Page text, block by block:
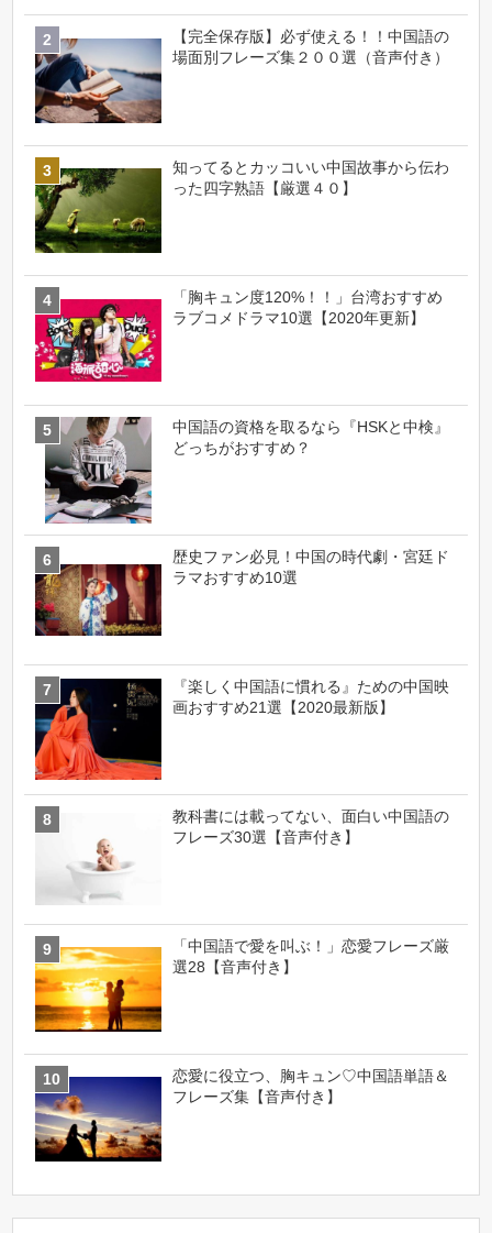
【完全保存版】必ず使える！！中国語の
場面別フレーズ集２００選（音声付き）
知ってるとカッコいい中国故事から伝わ
った四字熟語【厳選４０】
「胸キュン度120%！！」台湾おすすめ
ラブコメドラマ10選【2020年更新】
中国語の資格を取るなら『HSKと中検』
どっちがおすすめ？
歴史ファン必見！中国の時代劇・宮廷ド
ラマおすすめ10選
『楽しく中国語に慣れる』ための中国映
画おすすめ21選【2020最新版】
教科書には載ってない、面白い中国語の
フレーズ30選【音声付き】
「中国語で愛を叫ぶ！」恋愛フレーズ厳
選28【音声付き】
恋愛に役立つ、胸キュン♡中国語単語＆
フレーズ集【音声付き】